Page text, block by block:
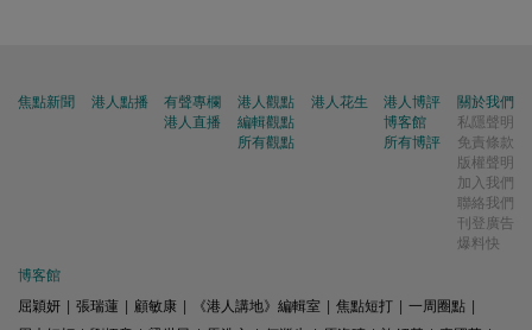
焦點新聞 港人點播
有聲專欄
港人直播
港人觀點
編輯觀點
所有觀點
港人花生
港人博評
博客館
所有博評
關於我們
私隱聲明
免責條款
版權聲明
加入我們
聯絡我們
刊登廣告
爆料快
博客館
屈穎妍
張瑞蓮 顧敏康 《港人講地》編輯室 焦點短打 一周圈點